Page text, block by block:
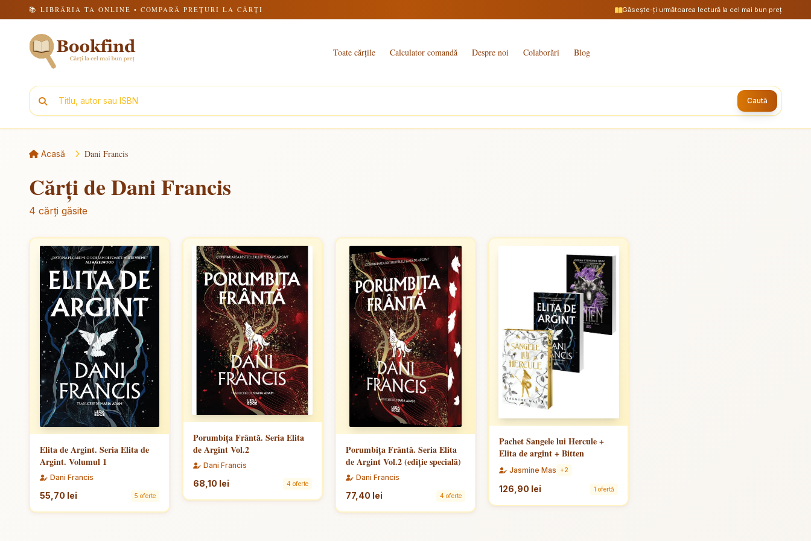
📚 LIBRĂRIA TA ONLINE • COMPARĂ PREȚURI LA CĂRȚI Găsește-ți următoarea lectură la cel mai bun preț
Toate cărțile Calculator comandă Despre noi Colaborări Blog
Caută
Acasă Dani Francis
Cărți de Dani Francis
4 cărți găsite
Elita de Argint. Seria Elita de
Argint. Volumul 1
Dani Francis
55,70 lei 5 oferte
Porumbița Frântă. Seria Elita
de Argint Vol.2
Dani Francis
68,10 lei 4 oferte
Porumbița Frântă. Seria Elita
de Argint Vol.2 (ediţie specială)
Dani Francis
77,40 lei 4 oferte
Pachet Sangele lui Hercule +
Elita de argint + Bitten
Jasmine Mas +2
126,90 lei 1 ofertă